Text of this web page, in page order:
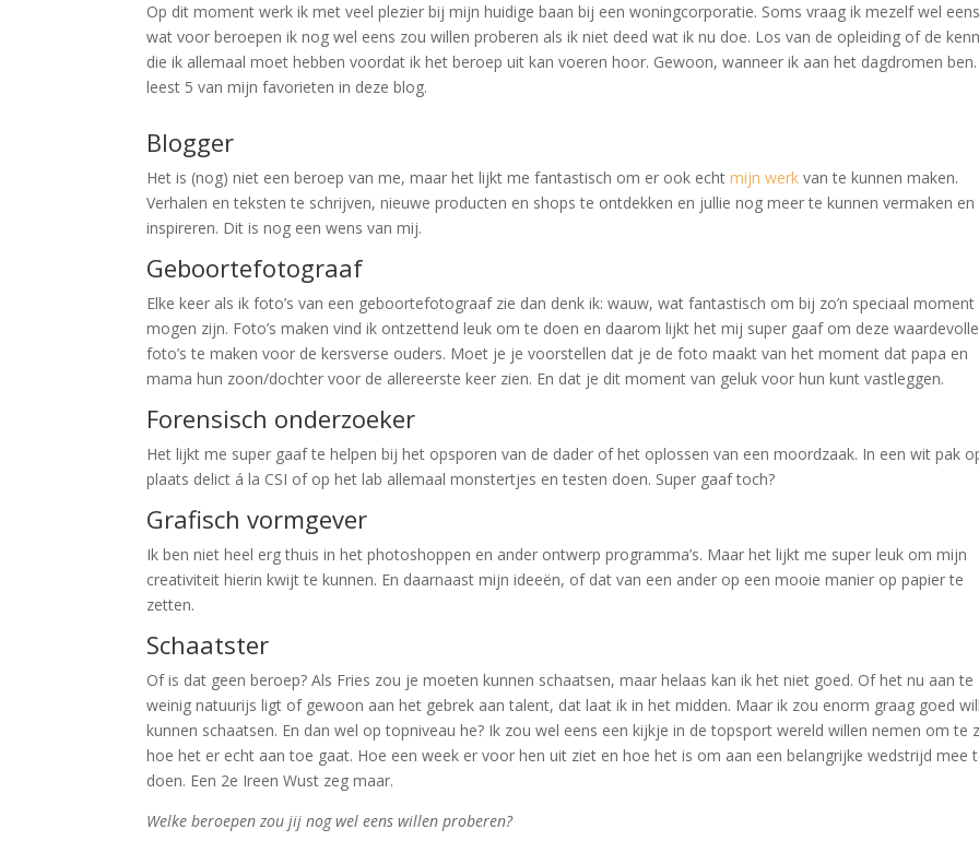
Op dit moment werk ik met veel plezier bij mijn huidige baan bij een woningcorporatie. Soms vraag ik mezelf wel
wat voor beroepen ik nog wel eens zou willen proberen als ik niet deed wat ik nu doe. Los van de opleiding of de
die ik allemaal moet hebben voordat ik het beroep uit kan voeren hoor. Gewoon, wanneer ik aan het dagdromen ben.
leest 5 van mijn favorieten in deze blog.
Blogger
Het is (nog) niet een beroep van me, maar het lijkt me fantastisch om er ook echtmijn werk van te kunnen maken.
Verhalen en teksten te schrijven, nieuwe producten en shops te ontdekken en jullie nog meer te kunnen vermaken en
inspireren. Dit is nog een wens van mij.
Geboortefotograaf
Elke keer als ik foto’s van een geboortefotograaf zie dan denk ik: wauw, wat fantastisch om bij zo’n speciaal moment
mogen zijn. Foto’s maken vind ik ontzettend leuk om te doen en daarom lijkt het mij super gaaf om deze waardevolle
foto’s te maken voor de kersverse ouders. Moet je je voorstellen dat je de foto maakt van het moment dat papa en
mama hun zoon/dochter voor de allereerste keer zien. En dat je dit moment van geluk voor hun kunt vastleggen.
Forensisch onderzoeker
Het lijkt me super gaaf te helpen bij het opsporen van de dader of het oplossen van een moordzaak. In een wit pak
plaats delict á la CSI of op het lab allemaal monstertjes en testen doen. Super gaaf toch?
Grafisch vormgever
Ik ben niet heel erg thuis in het photoshoppen en ander ontwerp programma’s. Maar het lijkt me super leuk om mijn
creativiteit hierin kwijt te kunnen. En daarnaast mijn ideeën, of dat van een ander op een mooie manier op papier te
zetten.
Schaatster
Of is dat geen beroep? Als Fries zou je moeten kunnen schaatsen, maar helaas kan ik het niet goed. Of het nu aan te
weinig natuurijs ligt of gewoon aan het gebrek aan talent, dat laat ik in het midden. Maar ik zou enorm graag goed
kunnen schaatsen. En dan wel op topniveau he? Ik zou wel eens een kijkje in de topsport wereld willen nemen om te
hoe het er echt aan toe gaat. Hoe een week er voor hen uit ziet en hoe het is om aan een belangrijke wedstrijd mee
doen. Een 2e Ireen Wust zeg maar.
Welke beroepen zou jij nog wel eens willen proberen?